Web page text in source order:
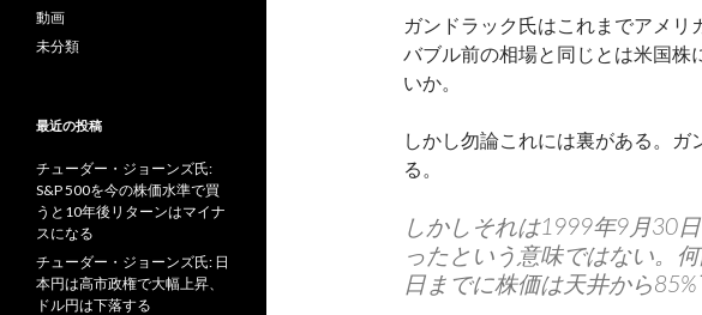
ガンドラック氏はこれまでアメリ
バブル前の相場と同じとは米国株
いか。
しかし勿論これには裏がある。ガ
る。
しかしそれは1999年9月30
ったという意味ではない。
日までに株価は天井から85%
動画
未分類
最近の投稿
チューダー・ジョーンズ氏:
S&P 500を今の株価水準で買
うと10年後リターンはマイナ
スになる
チューダー・ジョーンズ氏: 日
本円は高市政権で大幅上昇、
ドル円は下落する